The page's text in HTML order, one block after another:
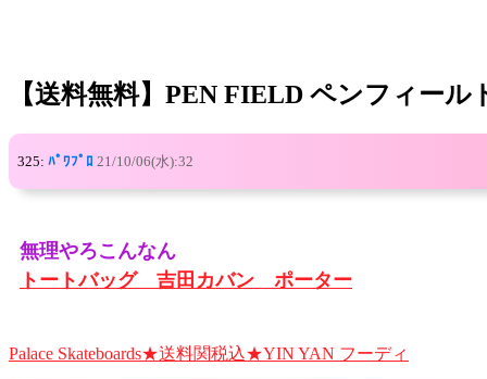
【送料無料】PEN FIELD ペンフィー
325: ﾊﾟﾜﾌﾟﾛ 21/10/06(水):32
無理やろこんなん
トートバッグ 吉田カバン ポーター
Palace Skateboards★送料関税込★YIN YAN フーディ